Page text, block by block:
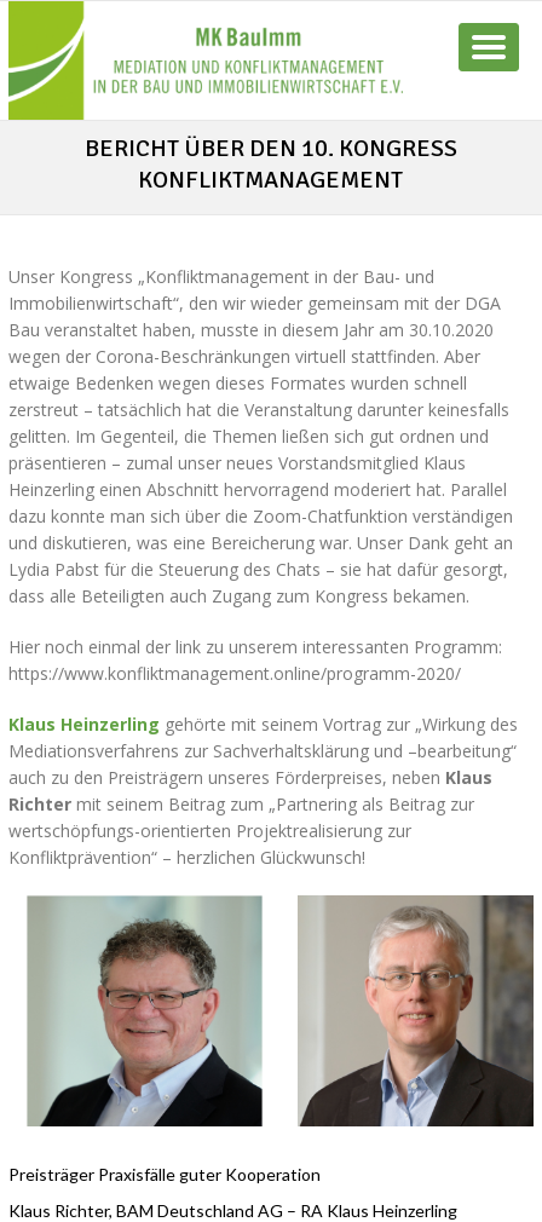
BERICHT ÜBER DEN 10. KONGRESS
KONFLIKTMANAGEMENT
Unser Kongress „Konfliktmanagement in der Bau- und
Immobilienwirtschaft“, den wir wieder gemeinsam mit der DGA
Bau veranstaltet haben, musste in diesem Jahr am 30.10.2020
wegen der Corona-Beschränkungen virtuell stattfinden. Aber
etwaige Bedenken wegen dieses Formates wurden schnell
zerstreut – tatsächlich hat die Veranstaltung darunter keinesfalls
gelitten. Im Gegenteil, die Themen ließen sich gut ordnen und
präsentieren – zumal unser neues Vorstandsmitglied Klaus
Heinzerling einen Abschnitt hervorragend moderiert hat. Parallel
dazu konnte man sich über die Zoom-Chatfunktion verständigen
und diskutieren, was eine Bereicherung war. Unser Dank geht an
Lydia Pabst für die Steuerung des Chats – sie hat dafür gesorgt,
dass alle Beteiligten auch Zugang zum Kongress bekamen.
Hier noch einmal der link zu unserem interessanten Programm:
https://www.konfliktmanagement.online/programm-2020/
Klaus Heinzerling gehörte mit seinem Vortrag zur „Wirkung des
Mediationsverfahrens zur Sachverhaltsklärung und –bearbeitung“
auch zu den Preisträgern unseres Förderpreises, neben Klaus
Richter mit seinem Beitrag zum „Partnering als Beitrag zur
wertschöpfungs-orientierten Projektrealisierung zur
Konfliktprävention“ – herzlichen Glückwunsch!
Preisträger Praxisfälle guter Kooperation
Klaus Richter, BAM Deutschland AG – RA Klaus Heinzerling